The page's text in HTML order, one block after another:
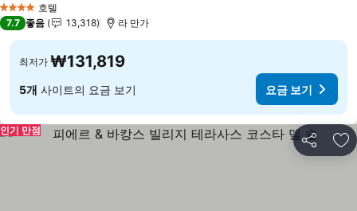
4 성급 호텔
7.7 좋음 13,318 라 만가
최저가 ₩131,819
5개 사이트의 요금 보기 요금 보기
공유 즐
인기 만점